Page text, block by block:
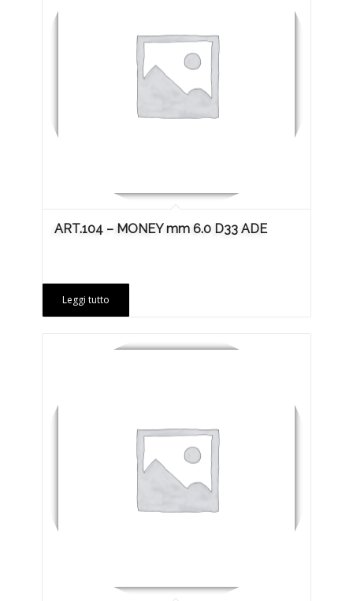
ART.104 – MONEY mm 6.0 D33 ADE
Leggi tutto